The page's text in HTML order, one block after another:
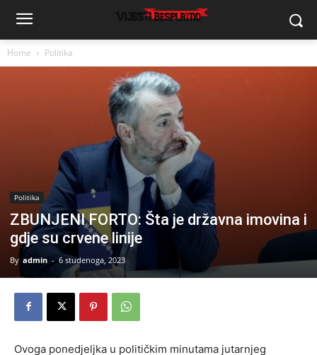
Home Politika
Politika
ZBUNJENI FORTO: Šta je državna imovina i
gdje su crvene linije
By admin - 6 studenoga, 2023
Ovoga ponedjeljka u političkim minutama jutarnjeg